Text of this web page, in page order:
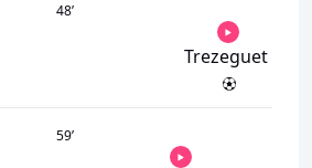
48’
Trezeguet
59’